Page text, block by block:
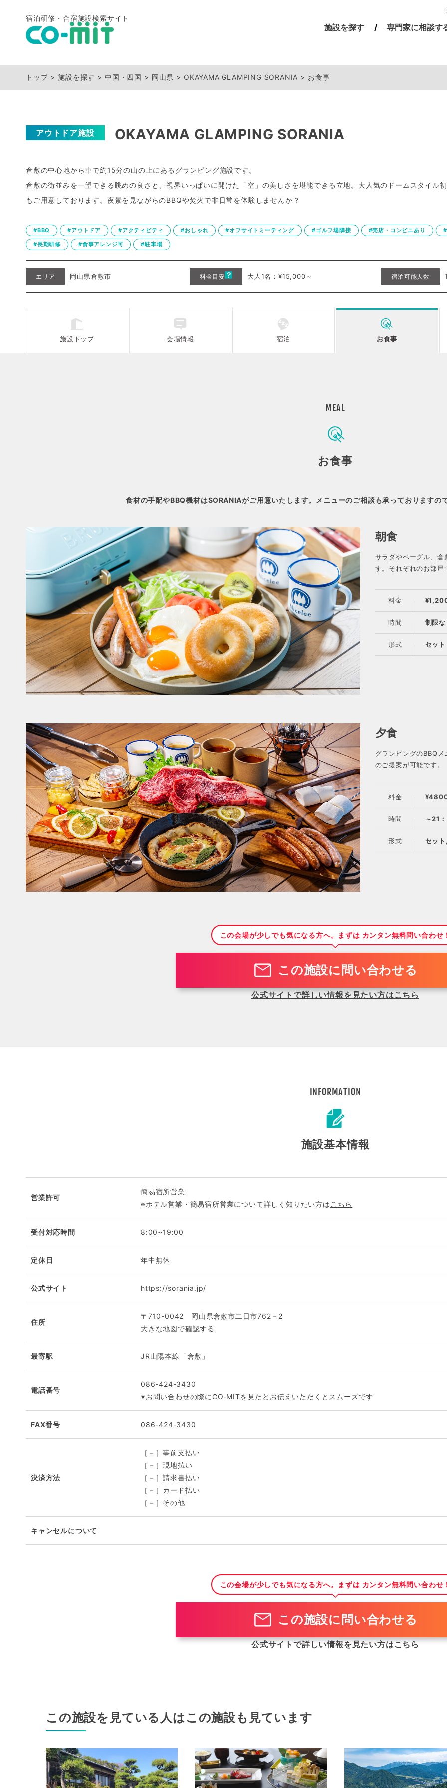
宿泊研修・合宿施設検索サイト
施設を探す 専門家に相談す
トップ 施設を探す 中国・四国 岡山県 OKAYAMA GLAMPING SORANIA お食事
アウトドア施設 OKAYAMA GLAMPING SORANIA
倉敷の中心地から車で約15分の山の上にあるグランピング施設です。
倉敷の街並みを一望できる眺めの良さと、視界いっぱいに開けた「空」の美しさを堪能できる立地。大人気のドームスタイル
もご用意しております。夜景を見ながらのBBQや焚火で非日常を体験しませんか？
#BBQ #アウトドア #アクティビティ #おしゃれ #オフサイトミーティング #ゴルフ場隣接 #売店・コンビニあり
#長期研修
#食事アレンジ可 #駐車場
エリア 岡山県倉敷市 料金目安 大人1名：¥15,000～ 宿泊可能人数
施設 トップ 会場情報 宿泊 お食事
MEAL
お食事
食材の手配やBBQ機材はSORANIAがご用意いたします。メニューのご相談も承っておりますの
朝食
サラダやベーグル、倉
す。それぞれのお部屋
料金
時間 制限な
形式 セット
夕食
グランピングのBBQ
のご提案が可能です。
料金
時間 ～21
形式 セッ
この会場が少しでも気になる方へ。まずは カンタン無料問い合わせ
この施設に問い合わせる
公式サイトで詳しい情報を見たい方はこちら
INFORMATION
施設基本情報
営業許可
簡易宿所営業
※ホテル営業・簡易宿所営業について詳しく知りたい方は こちら
受付対応時間 8:00~19:00
定休日 年中無休
公式サイト https://sorania.jp/
住所
〒710-0042 岡山県倉敷市二日市762－2
大きな地図で確認する
最寄駅 JR山陽本線「倉敷」
電話番号
086-424-3430
※お問い合わせの際にCO-MITを見たとお伝えいただくとスムーズです
FAX番号 086-424-3430
決済方法
［－］事前支払い
［－］現地払い
［－］請求書払い
［－］カード払い
［－］その他
キャンセルについて
この会場が少しでも気になる方へ。まずは カンタン無料問い合わせ
この施設に問い合わせる
公式サイトで詳しい情報を見たい方はこちら
この施設を見ている人はこの施設も見ています